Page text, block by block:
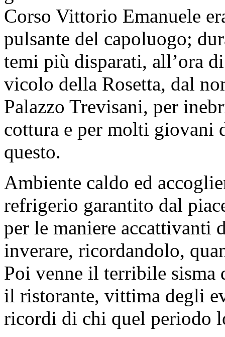
Corso Vittorio Emanuele
pulsante del capoluogo;
temi più disparati, all’ora
vicolo della Rosetta, dal
Palazzo Trevisani, per
cottura e per molti giovani
questo.
Ambiente caldo ed
refrigerio garantito dal
per le maniere
inverare, ricordandolo,
Poi venne il terribile
il ristorante, vittima degli
ricordi di chi quel periodo